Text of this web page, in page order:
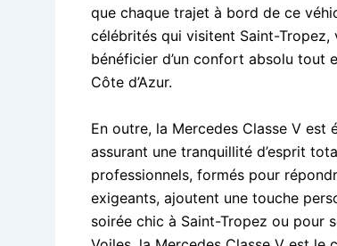
que chaque trajet à bord de ce
célébrités qui visitent Saint-
bénéficier d’un confort absolu tout
Côte d’Azur.
En outre, la Mercedes Classe V est
assurant une tranquillité d’esprit
professionnels, formés pour
exigeants, ajoutent une touche
soirée chic à Saint-Tropez ou pour